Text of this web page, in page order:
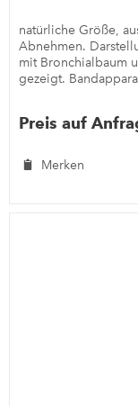
natürliche Größe,
Abnehmen.
mit Bronchialbaum
gezeigt.
Preis auf
Merken